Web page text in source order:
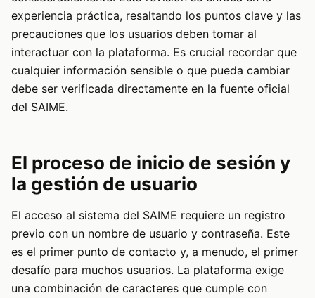
experiencia práctica, resaltando los puntos clave y las
precauciones que los usuarios deben tomar al
interactuar con la plataforma. Es crucial recordar que
cualquier información sensible o que pueda cambiar
debe ser verificada directamente en la fuente oficial
del SAIME.
El proceso de inicio de sesión y
la gestión de usuario
El acceso al sistema del SAIME requiere un registro
previo con un nombre de usuario y contraseña. Este
es el primer punto de contacto y, a menudo, el primer
desafío para muchos usuarios. La plataforma exige
una combinación de caracteres que cumple con